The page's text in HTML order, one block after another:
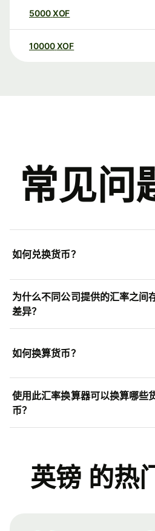
5000XOF
10000 XOF
常见问
如何兑换货币？
为什么不同公司提供的汇率之间
差异？
如何换算货币？
使用此汇率换算器可以换算哪些
币？
英镑 的热